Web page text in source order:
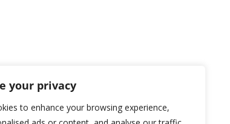
your privacy
to enhance your browsing experience,